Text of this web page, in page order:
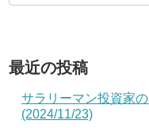
最近の投稿
サラリーマン投資家
(2024/11/23)